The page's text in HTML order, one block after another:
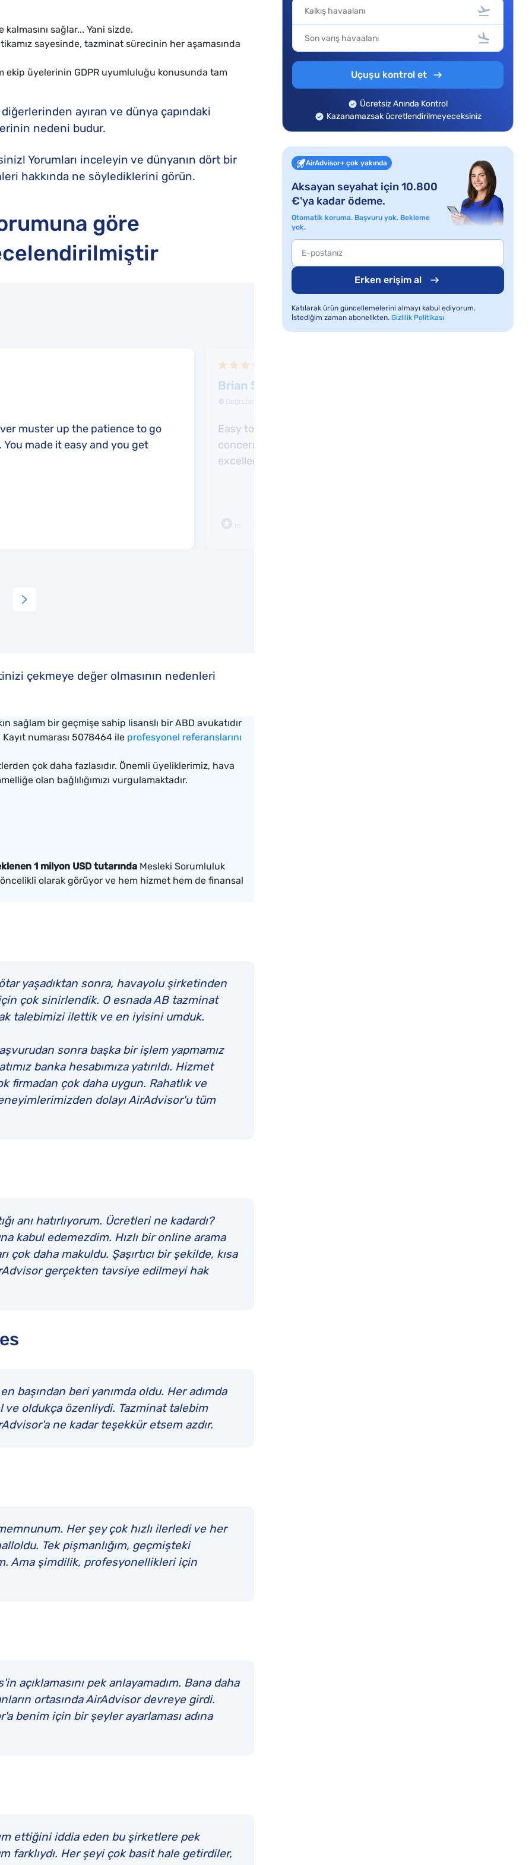
SunExpress Tazminatı
Corendon Tazminatı
sağlar... Yani sizde.
sayesinde, tazminat sürecinin her aşamasında
ekip üyelerinin GDPR uyumluluğu konusunda tam
ayıran ve dünya çapındaki
nedeni budur.
Yorumları inceleyin ve dünyanın dört bir
hakkında ne söylediklerini görün.
göre
muster up the patience to go
made it easy and you get
Brian Saam
Easy to use. Good communication from Air Advisor. Very clear
concerning the agreement and how money would be moved.
excellent service.
çekmeye değer olmasının nedenleri
sağlam bir geçmişe sahip lisanslı bir ABD avukatıdır
numarası 5078464 ile profesyonel referanslarını
çok daha fazlasıdır. Önemli üyeliklerimiz, hava
olan bağlılığımızı vurgulamaktadır.
1 milyon USD tutarında Mesleki Sorumluluk
olarak görüyor ve hem hizmet hem de finansal
yaşadıktan sonra, havayolu şirketinden
çok sinirlendik. O esnada AB tazminat
talebimizi ilettik ve en iyisini umduk.
sonra başka bir işlem yapmamız
banka hesabımıza yatırıldı. Hizmet
çok daha uygun. Rahatlık ve
dolayı AirAdvisor'u tüm
anı hatırlıyorum. Ücretleri ne kadardı?
kabul edemezdim. Hızlı bir online arama
daha makuldu. Şaşırtıcı bir şekilde, kısa
gerçekten tavsiye edilmeyi hak
başından beri yanımda oldu. Her adımda
oldukça özenliydi. Tazminat talebim
ne kadar teşekkür etsem azdır.
Her şey çok hızlı ilerledi ve her
Tek pişmanlığım, geçmişteki
Ama şimdilik, profesyonellikleri için
açıklamasını pek anlayamadım. Bana daha
ortasında AirAdvisor devreye girdi.
benim için bir şeyler ayarlaması adına
ettiğini iddia eden bu şirketlere pek
farklıydı. Her şeyi çok basit hale getirdiler,
Uçuşu kontrol et
Ücretsiz Anında Kontrol
Kazanamazsak ücretlendirilmeyeceksiniz
AirAdvisor+ çok yakında
Aksayan seyahat için 10.800
€'ya kadar ödeme.
Otomatik koruma. Başvuru yok. Bekleme
yok.
Erken erişim al
Katılarak ürün güncellemelerini almayı kabul ediyorum.
İstediğim zaman abonelikten. Gizlilik Politikası